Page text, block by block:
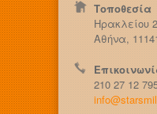
Τοποθεσία
Ηρακλείου
Αθήνα,
210 27 12